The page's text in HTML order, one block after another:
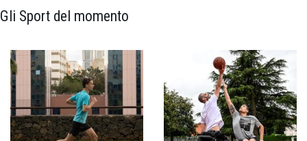
Gli Sport del momento